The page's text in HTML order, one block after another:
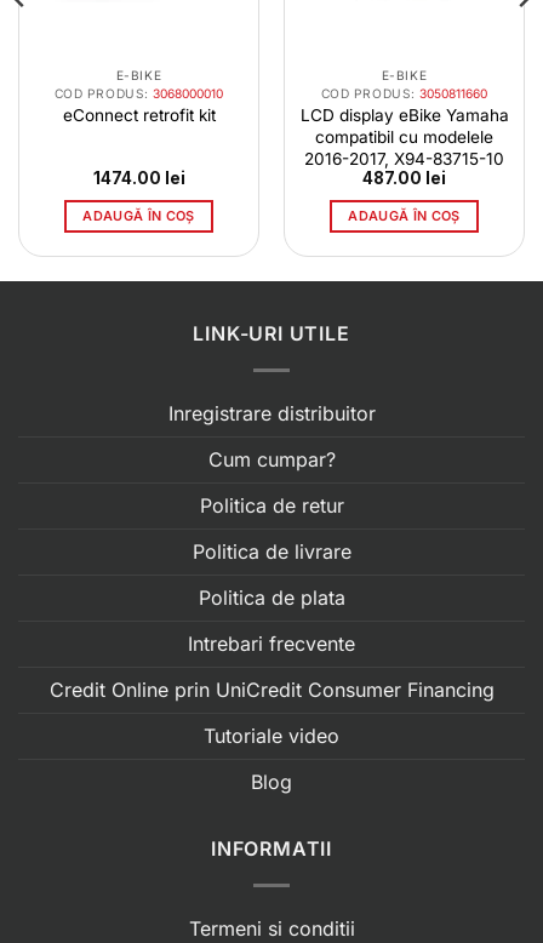
E-BIKE
COD PRODUS:3068000010
eConnect retrofit kit
1474.00 lei
ADAUGĂ ÎN COȘ
E-BIKE
COD PRODUS:3050811660
LCD display eBike Yamaha
compatibil cu modelele
2016-2017, X94-83715-10
487.00 lei
ADAUGĂ ÎN COȘ
LINK-URI UTILE
Inregistrare distribuitor
Cum cumpar?
Politica de retur
Politica de livrare
Politica de plata
Intrebari frecvente
Credit Online prin UniCredit Consumer Financing
Tutoriale video
Blog
INFORMATII
Termeni si conditii